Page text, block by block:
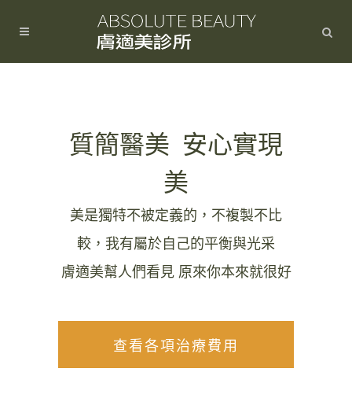
質簡醫美 安心實現
美
美是獨特不被定義的，不複製不比
較，我有屬於自己的平衡與光采
膚適美幫人們看見 原來你本來就很好
查看各項治療費用